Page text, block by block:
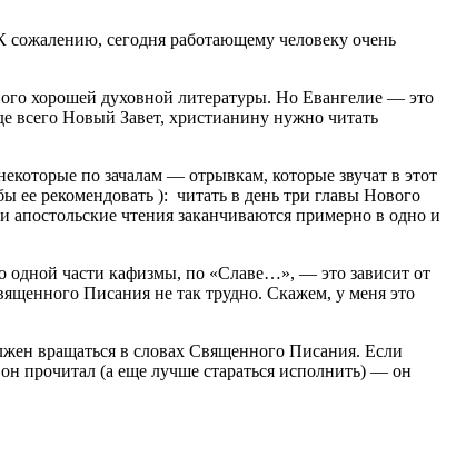
сегодня работающему человеку очень
хорошей духовной литературы. Но Евангелие — это
всего Новый Завет, христианину нужно читать
по зачалам — отрывкам, которые звучат в этот
ее рекомендовать ): читать в день три главы Нового
чтения заканчиваются примерно в одно и
одной части кафизмы, по «Славе…», — это зависит от
Писания не так трудно. Скажем, у меня это
вращаться в словах Священного Писания. Если
прочитал (а еще лучше стараться исполнить) ― он